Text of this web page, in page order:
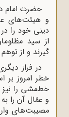
حضرت امام‌‌‌
و هیئت‌های‌
دینی‌ خود را
از سید
گیرند و از
در فراز
خطر امروز بر
خط‌مشی‌ را
و عمّال‌ آن‌ را
مصیبت‌های‌